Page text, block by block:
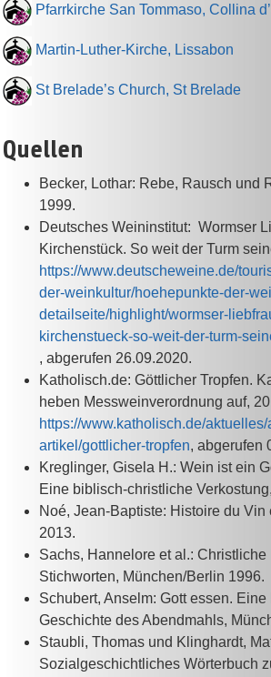
Pfarrkirche San Tommaso, Collina
Martin-Luther-Kirche, Lissabon
St Brelade’s Church, St Brelade
Quellen
Becker, Lothar: Rebe, Rausch und
1999.
Deutsches Weininstitut: Wormser
Kirchenstück. So weit der Turm
https://www.deutscheweine.de/
der-weinkultur/hoehepunkte-der-
detailseite/highlight/wormser-
kirchenstueck-so-weit-der-turm-
, abgerufen 26.09.2020.
Katholisch.de: Göttlicher Tropfen.
heben Messweinverordnung auf,
https://www.katholisch.de/
artikel/gottlicher-tropfen, abgerufen
Kreglinger, Gisela H.: Wein ist ein
Eine biblisch-christliche
Noé, Jean-Baptiste: Histoire du Vin
2013.
Sachs, Hannelore et al.: Christliche
Stichworten, München/Berlin 1996.
Schubert, Anselm: Gott essen.
Geschichte des Abendmahls,
Staubli, Thomas und Klinghardt,
Sozialgeschichtliches Wörterbuch